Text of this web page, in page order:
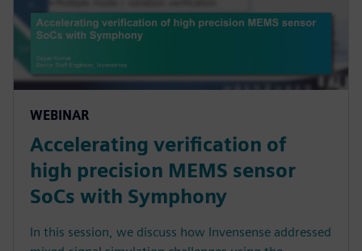
WEBINAR
Accelerating verification of
high precision MEMS sensor
SoCs with Symphony
In this session, we discuss how Invensense addressed